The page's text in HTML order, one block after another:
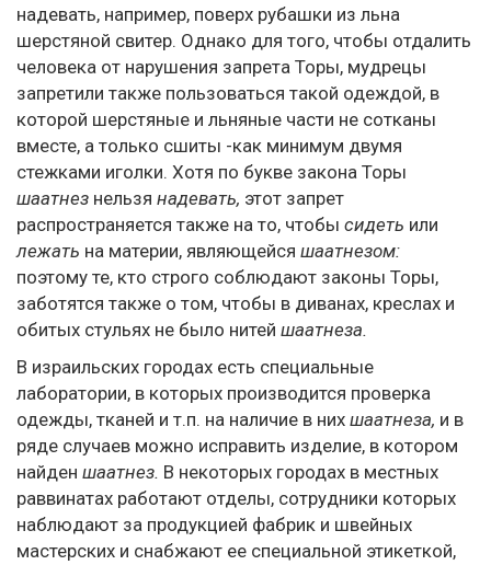
надевать, например, поверх рубашки из льна
шерстяной свитер. Однако для того, чтобы отдалить
человека от нарушения запрета Торы, мудрецы
запретили также пользоваться такой одеждой, в
которой шерстяные и льняные части не сотканы
вместе, а только сшиты -как минимум двумя
стежками иголки. Хотя по букве закона Торы
шаатнез нельзя надевать, этот запрет
распространяется также на то, чтобы сидеть или
лежать на материи, являющейся шаатнезом:
поэтому те, кто строго соблюдают законы Торы,
заботятся также о том, чтобы в диванах, креслах и
обитых стульях не было нитей шаатнеза.
В израильских городах есть специальные
лаборатории, в которых производится проверка
одежды, тканей и т.п. на наличие в них шаатнеза, и в
ряде случаев можно исправить изделие, в котором
найден шаатнез. В некоторых городах в местных
раввинатах работают отделы, сотрудники которых
наблюдают за продукцией фабрик и швейных
мастерских и снабжают ее специальной этикеткой,